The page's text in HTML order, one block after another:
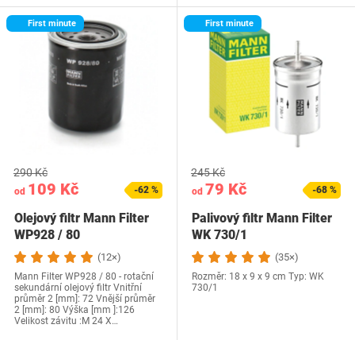
First minute
od 109 Kč
290 Kč
-62 %
Olejový filtr Mann Filter
WP928 / 80
(12×)
Mann Filter WP928 / 80 - rotační
sekundární olejový filtr Vnitřní
průměr 2 [mm]: 72 Vnější průměr
2 [mm]: 80 Výška [mm ]:126
Velikost závitu :M 24 X…
First minute
od 79 Kč
245 Kč
-68 %
Palivový filtr Mann Filter
WK 730/1
(35×)
Rozměr: 18 x 9 x 9 cm Typ: WK
730/1